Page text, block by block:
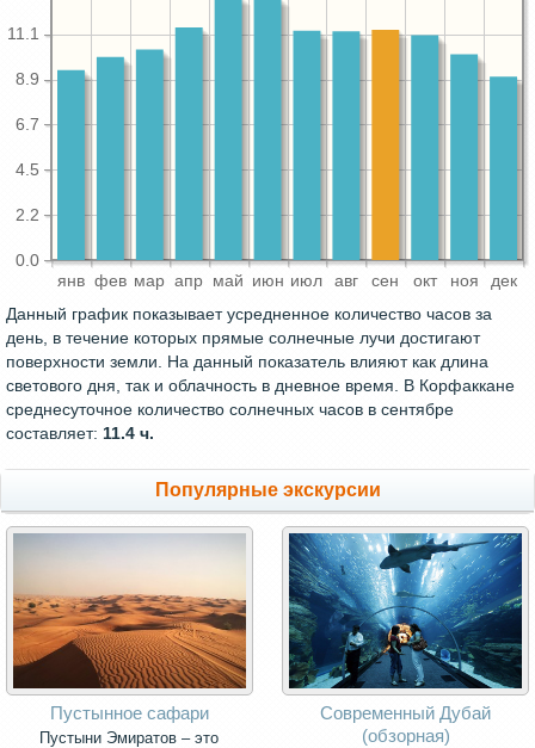
янв фев мар апр май июн июл авг сен окт ноя дек
0.0
2.2
4.5
6.7
8.9
11.1
Данный график показывает усредненное количество часов за
день, в течение которых прямые солнечные лучи достигают
поверхности земли. На данный показатель влияют как длина
светового дня, так и облачность в дневное время. В Корфаккане
среднесуточное количество солнечных часов в сентябре
составляет: 11.4 ч.
Популярные экскурсии
Пустынное сафари
Пустыни Эмиратов – это
Современный Дубай
(обзорная)